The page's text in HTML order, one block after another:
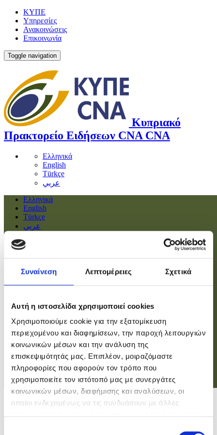
Συναίνεση Λεπτομέρειες Σχετικά
Αυτή η ιστοσελίδα χρησιμοποιεί cookies
Χρησιμοποιούμε cookie για την εξατομίκευση
περιεχομένου και διαφημίσεων, την παροχή λειτουργιών
κοινωνικών μέσων και την ανάλυση της
επισκεψιμότητάς μας. Επιπλέον, μοιραζόμαστε
πληροφορίες που αφορούν τον τρόπο που
χρησιμοποιείτε τον ιστότοπό μας με συνεργάτες
κοινωνικών μέσων, διαφήμισης και αναλύσεων, οι
οποίοι ενδεχομένως να τις συνδυάσουν με άλλες
ΚΥΠΕ
Υπηρεσίες
Ανακοινώσεις
Επικοινωνία
Toggle navigation
Κυπριακό
Πρακτορείο Ειδήσεων CNA CNA
Ελληνικά
English
Türkçe
عربي
Ελληνικά
English
Türkçe
عربي
Αρχική
Πολιτική
Οικονομία
Βουλή
Εσωτερικά
Ευρώπη
Κόσμος
Αθλητικά
Virals
Επιστήμες
Σύνδεση
Σύνδεση